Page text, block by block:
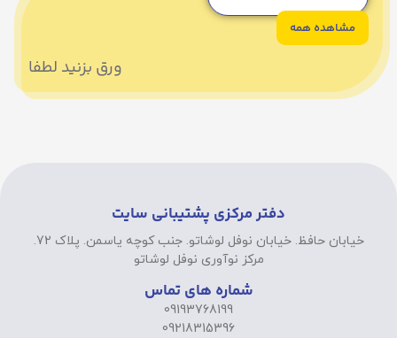
مشاهده همه
ورق بزنید لطفا
دفتر مرکزی پشتیبانی سایت
خیابان حافظ. خیابان نوفل لوشاتو. جنب کوچه یاسمن. پلاک 72.
مرکز نوآوری نوفل لوشاتو
شماره های تماس
09193768199
09218315396